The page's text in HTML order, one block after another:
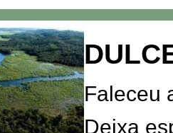
Faleceu
Deixa